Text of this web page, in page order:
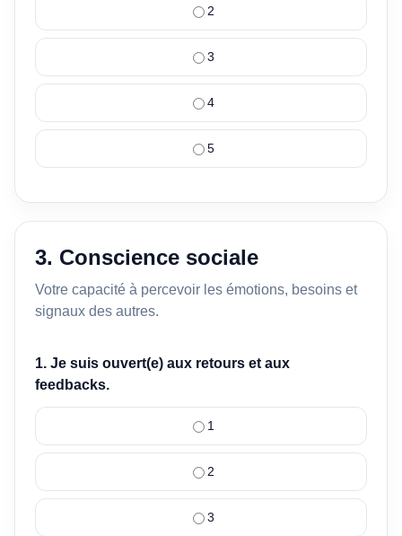
2
3
4
5
3. Conscience sociale
Votre capacité à percevoir les émotions, besoins et
signaux des autres.
1. Je suis ouvert(e) aux retours et aux
feedbacks.
1
2
3